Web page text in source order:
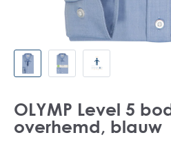
OLYMP Level 5
overhemd, blauw